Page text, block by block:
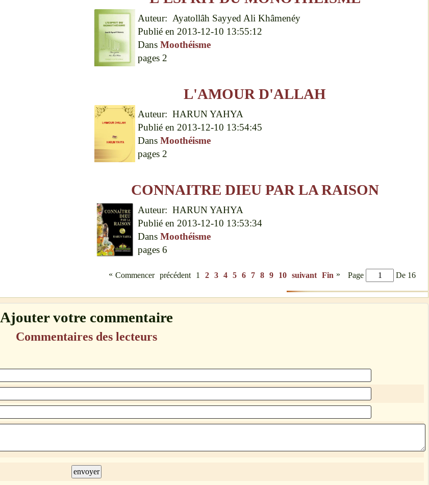
Auteur: Ayatollâh Sayyed Ali Khâmenéy
Publié en 2013-12-10 13:55:12
Dans Moothéisme
pages 2
L'AMOUR D'ALLAH
Auteur: HARUN YAHYA
Publié en 2013-12-10 13:54:45
Dans Moothéisme
pages 2
CONNAITRE DIEU PAR LA RAISON
Auteur: HARUN YAHYA
Publié en 2013-12-10 13:53:34
Dans Moothéisme
pages 6
Page De 16
« Commencer précédent 1 2 3 4 5 6 7 8 9 10 suivant Fin »
Ajouter votre commentaire
Commentaires des lecteurs